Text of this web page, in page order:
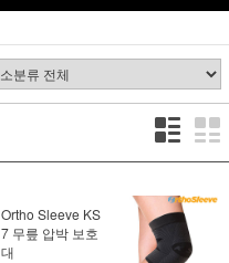
Ortho Sleeve KS
7 무릎 압박 보호
대